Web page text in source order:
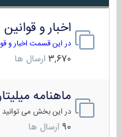
اخبار و قوانین
در این قسمت اخبار و
3,670 ارسال ها
ماهنامه
در این بخش می توانید
90 ارسال ها